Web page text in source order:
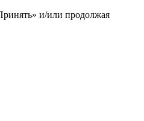
и/или продолжая